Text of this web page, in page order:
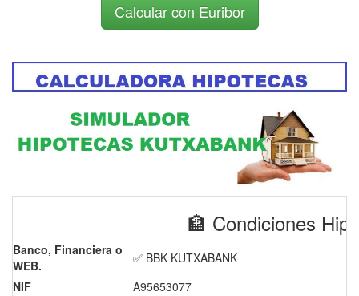
Calcular con Euribor
🏦 Condiciones
Banco, Financiera o
WEB.
✅ BBK KUTXABANK
NIF
A95653077